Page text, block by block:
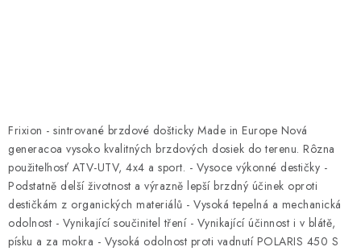
PRILBY LS2
ŠTVORKOLKY
NOVINKY
Frixion - sintrované brzdové došticky Made in Europe Nová
generacoa vysoko kvalitných brzdových dosiek do terenu. Rôzna
použiteľnosť ATV-UTV, 4x4 a sport. - Vysoce výkonné destičky -
Podstatně delší životnost a výrazně lepší brzdný účinek oproti
destičkám z organických materiálů - Vysoká tepelná a mechanická
odolnost - Vynikající součinitel tření - Vynikající účinnost i v blátě,
písku a za mokra - Vysoká odolnost proti vadnutí POLARIS 450 S